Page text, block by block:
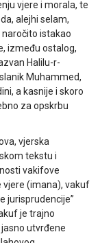
vjere i morala, te
alejhi selam,
istakao
između ostalog,
Halilu-r-
Muhammed,
a kasnije i skoro
za opskrbu
vjerska
tekstu i
vakifove
vjere (imana), vakuf
jurisprudencije”
je trajno
utvrđene